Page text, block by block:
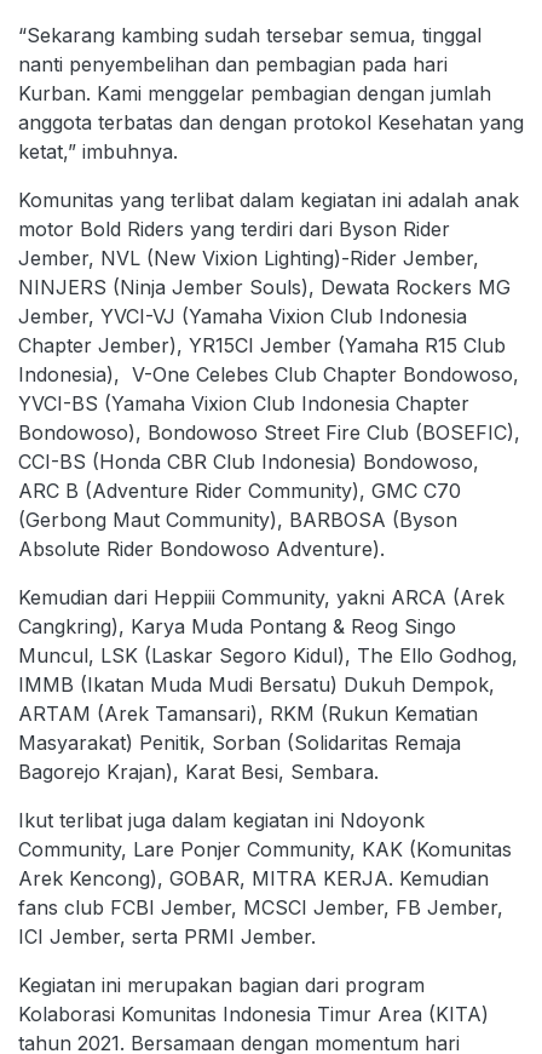
“Sekarang kambing sudah tersebar semua, tinggal
nanti penyembelihan dan pembagian pada hari
Kurban. Kami menggelar pembagian dengan jumlah
anggota terbatas dan dengan protokol Kesehatan yang
ketat,” imbuhnya.
Komunitas yang terlibat dalam kegiatan ini adalah anak
motor Bold Riders yang terdiri dari Byson Rider
Jember, NVL (New Vixion Lighting)-Rider Jember,
NINJERS (Ninja Jember Souls), Dewata Rockers MG
Jember, YVCI-VJ (Yamaha Vixion Club Indonesia
Chapter Jember), YR15CI Jember (Yamaha R15 Club
Indonesia), V-One Celebes Club Chapter Bondowoso,
YVCI-BS (Yamaha Vixion Club Indonesia Chapter
Bondowoso), Bondowoso Street Fire Club (BOSEFIC),
CCI-BS (Honda CBR Club Indonesia) Bondowoso,
ARC B (Adventure Rider Community), GMC C70
(Gerbong Maut Community), BARBOSA (Byson
Absolute Rider Bondowoso Adventure).
Kemudian dari Heppiii Community, yakni ARCA (Arek
Cangkring), Karya Muda Pontang & Reog Singo
Muncul, LSK (Laskar Segoro Kidul), The Ello Godhog,
IMMB (Ikatan Muda Mudi Bersatu) Dukuh Dempok,
ARTAM (Arek Tamansari), RKM (Rukun Kematian
Masyarakat) Penitik, Sorban (Solidaritas Remaja
Bagorejo Krajan), Karat Besi, Sembara.
Ikut terlibat juga dalam kegiatan ini Ndoyonk
Community, Lare Ponjer Community, KAK (Komunitas
Arek Kencong), GOBAR, MITRA KERJA. Kemudian
fans club FCBI Jember, MCSCI Jember, FB Jember,
ICI Jember, serta PRMI Jember.
Kegiatan ini merupakan bagian dari program
Kolaborasi Komunitas Indonesia Timur Area (KITA)
tahun 2021. Bersamaan dengan momentum hari